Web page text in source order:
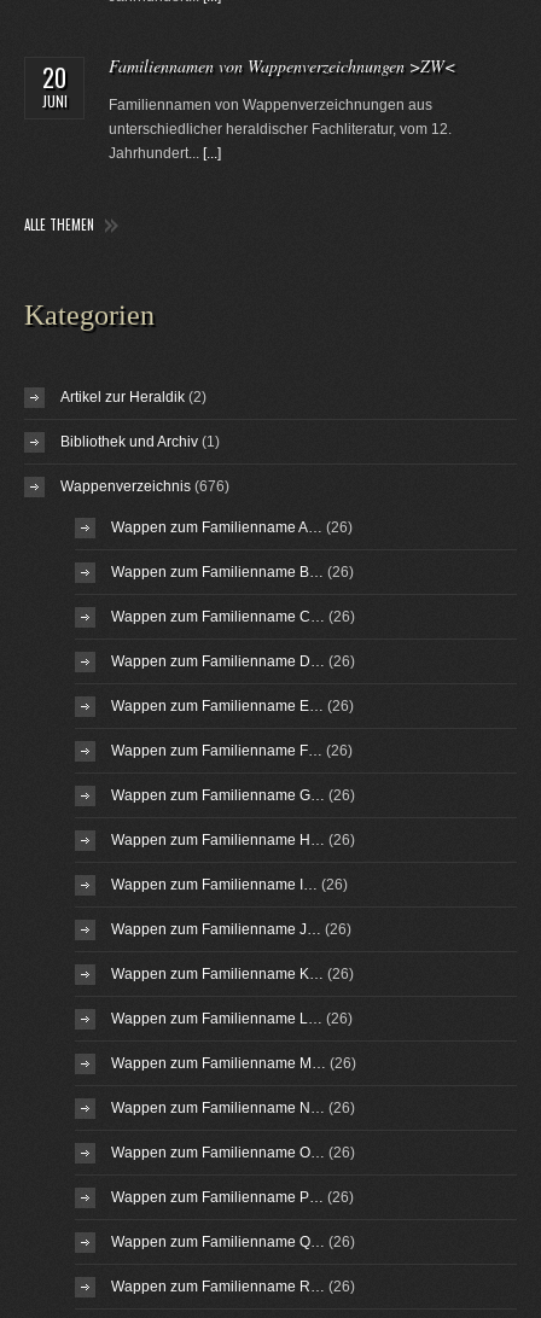
20
JUNI
Familiennamen von Wappenverzeichnungen >ZW<
Familiennamen von Wappenverzeichnungen aus
unterschiedlicher heraldischer Fachliteratur, vom 12.
Jahrhundert... [...]
ALLE THEMEN
Kategorien
Artikel zur Heraldik (2)
Bibliothek und Archiv (1)
Wappenverzeichnis (676)
Wappen zum Familienname A… (26)
Wappen zum Familienname B… (26)
Wappen zum Familienname C… (26)
Wappen zum Familienname D… (26)
Wappen zum Familienname E… (26)
Wappen zum Familienname F… (26)
Wappen zum Familienname G… (26)
Wappen zum Familienname H… (26)
Wappen zum Familienname I… (26)
Wappen zum Familienname J… (26)
Wappen zum Familienname K… (26)
Wappen zum Familienname L… (26)
Wappen zum Familienname M… (26)
Wappen zum Familienname N… (26)
Wappen zum Familienname O… (26)
Wappen zum Familienname P… (26)
Wappen zum Familienname Q… (26)
Wappen zum Familienname R… (26)